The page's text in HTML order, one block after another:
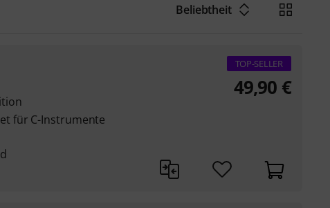
Beliebtheit
für C-Instrumente
TOP-SELLER
49,90 €